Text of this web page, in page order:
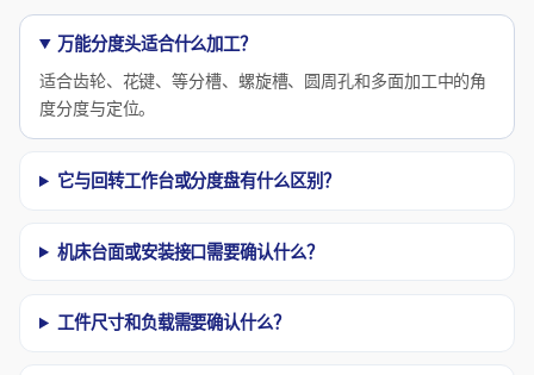
万能分度头适合什么加工？
适合齿轮、花键、等分槽、螺旋槽、圆周孔和多面加工中的角
度分度与定位。
它与回转工作台或分度盘有什么区别？
机床台面或安装接口需要确认什么？
工件尺寸和负载需要确认什么？